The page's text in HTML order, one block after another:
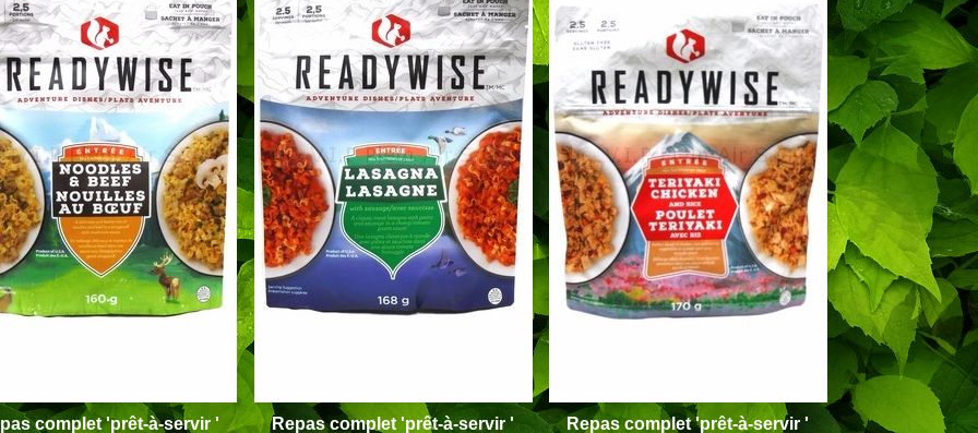
complet 'prêt-à-servir ' Repascomplet 'prêt-à-servir ' Repascomplet 'prêt-à-servir '